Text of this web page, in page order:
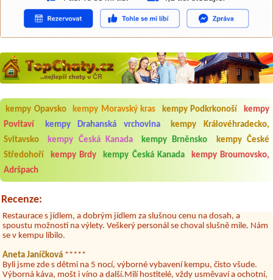
kempy Opavsko kempy Moravský kras kempy Podkrkonoší
kempy
Povltaví
kempy Drahanská vrchovina
kempy Královéhradecko,
Svitavsko
kempy Česká Kanada kempy Brněnsko
kempy České
Středohoří
kempy Brdy kempy Česká Kanada
kempy Broumovsko,
Adršpach
Recenze:
Byli jsme zde v týdnu od 25.7. do 1.8. 2026. Kemp jako takový je pěkný.
V umývárně i na WC bylo vždy čisto, doplněný papír i utěrky, což při
množství návštěvníků není samozřejmost. V kempu je obchod a
restaurace, kebab a další občerstvení. Co nás ale velice zklamalo byl
celodenní hluk z repráků u stanů a absolutní bezohlednost ostatních
ubytovaných. Přes den jsem si připadala jak na pouti- z každého koutu
hrála jiná hudba.Kemp pěkný, ale takový rámus jsme ještě nezažili...
Jana*****
karavanem. Klid pohoda socialky nové krásné čisté,koupání super.
Restaurace s jídlem, a dobrým jídlem za slušnou cenu na dosah, a
spoustu možností na výlety. Veškerý personál se choval slušně mile. Nám
se v kempu líbilo.
Aneta Janíčková *****
Byli jsme zde s dětmi na 5 nocí, výborné vybavení kempu, čisto všude.
Výborná káva, mošt i víno a další.Milí hostitelé, vždy usměvaví a ochotní,